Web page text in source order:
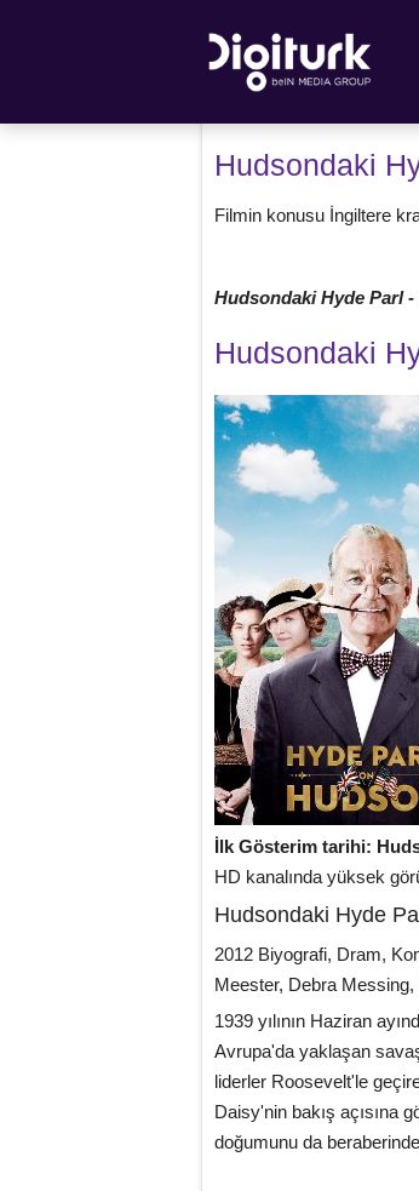
Hudsondaki
Filmin konusu İngiltere
Hudsondaki Hyde Parl
Hudsondaki
İlk Gösterim tarihi:
HD kanalında yüksek
Hudsondaki Hyde
2012 Biyografi, Dram,
Meester, Debra
1939 yılının Haziran
Avrupa'da yaklaşan
liderler Roosevelt'le
Daisy'nin bakış açısına
doğumunu da